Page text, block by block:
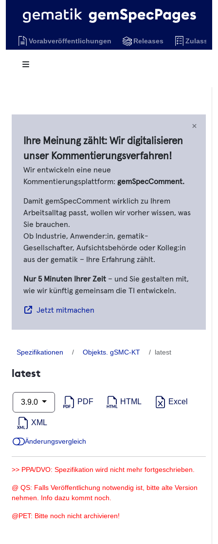
Vorabveröffentlichungen Releases
×
Ihre Meinung zählt: Wir digitalisieren
unser Kommentierungsverfahren!
Wir entwickeln eine neue
Kommentierungsplattform: gemSpecComment.
Damit gemSpecComment wirklich zu Ihrem
Arbeitsalltag passt, wollen wir vorher wissen, was
Sie brauchen.
Ob Industrie, Anwender:in, gematik-
Gesellschafter, Aufsichtsbehörde oder Kolleg:in
aus der gematik – Ihre Erfahrung zählt.
Nur 5 Minuten Ihrer Zeit – und Sie gestalten mit,
wie wir künftig gemeinsam die TI entwickeln.
Jetzt mitmachen
Spezifikationen Objekts. gSMC-KT latest
latest
3.9.0 PDF HTML Excel
XML
Änderungsvergleich
>> PPA/DVO: Spezifikation wird nicht mehr fortgeschrieben.
@ QS: Falls Veröffentlichung notwendig ist, bitte alte Version
nehmen.
Info dazu kommt noch.
@PET: Bitte noch nicht archivieren!